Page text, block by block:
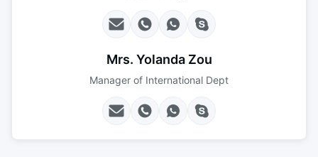
Mrs. Yolanda Zou
Manager of International Dept